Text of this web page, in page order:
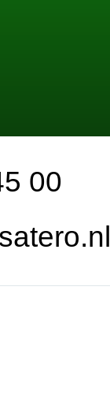
00